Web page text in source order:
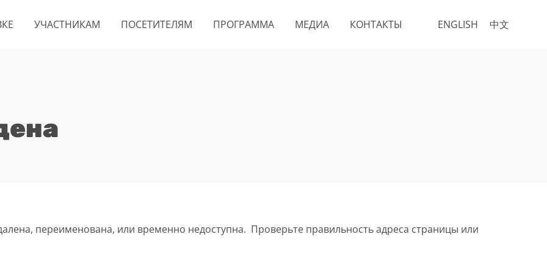
ENGLISH 中文
УЧАСТНИКАМ ПОСЕТИТЕЛЯМ ПРОГРАММА МЕДИА КОНТАКТЫ
переименована, или временно недоступна. Проверьте правильность адреса страницы или